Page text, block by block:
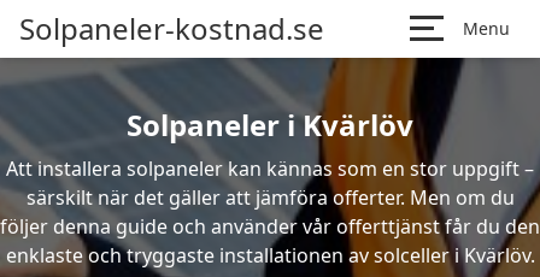
Solpaneler-kostnad.se Menu
Solpaneler i Kvärlöv
Att installera solpaneler kan kännas som en stor uppgift –
särskilt när det gäller att jämföra offerter. Men om du
följer denna guide och använder vår offerttjänst får du den
enklaste och tryggaste installationen av solceller i Kvärlöv.